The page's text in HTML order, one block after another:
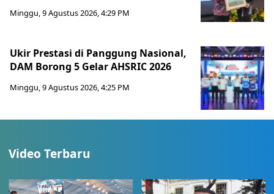
Minggu, 9 Agustus 2026, 4:29 PM
Ukir Prestasi di Panggung Nasional,
DAM Borong 5 Gelar AHSRIC 2026
Minggu, 9 Agustus 2026, 4:25 PM
Video Terbaru